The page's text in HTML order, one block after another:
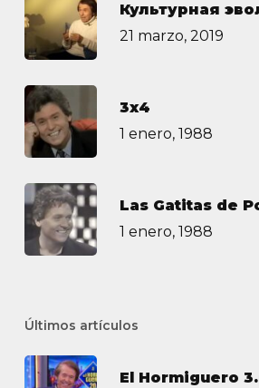
Культурная
21 marzo, 2019
3х4
1 enero, 1988
Las Gatitas de
1 enero, 1988
Últimos artículos
El Hormiguero